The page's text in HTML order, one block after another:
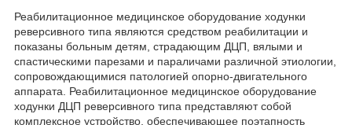
Реабилитационное медицинское оборудование ходунки
реверсивного типа являются средством реабилитации и
показаны больным детям, страдающим ДЦП, вялыми и
спастическими парезами и параличами различной этиологии,
сопровождающимися патологией опорно-двигательного
аппарата. Реабилитационное медицинское оборудование
ходунки ДЦП реверсивного типа представляют собой
комплексное устройство, обеспечивающее поэтапность